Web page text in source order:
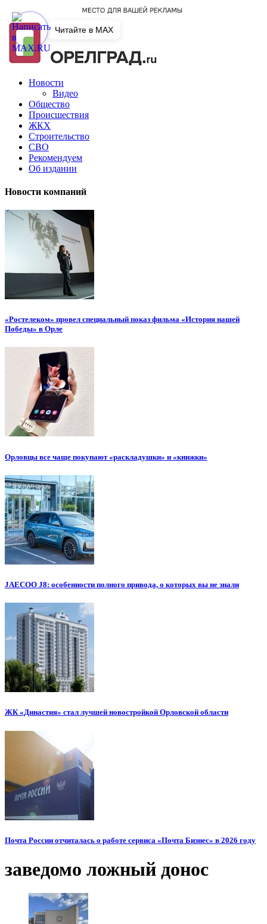
Новости
Видео
Общество
Происшествия
ЖКХ
Строительство
СВО
Рекомендуем
Об издании
Новости компаний
«Ростелеком» провел специальный показ фильма «История нашей
Победы» в Орле
Орловцы все чаще покупают «раскладушки» и «книжки»
JAECOO J8: особенности полного привода, о которых вы не знали
ЖК «Династия» стал лучшей новостройкой Орловской области
Почта России отчиталась о работе сервиса «Почта Бизнес» в 2026 году
заведомо ложный донос
Читайте в MAX